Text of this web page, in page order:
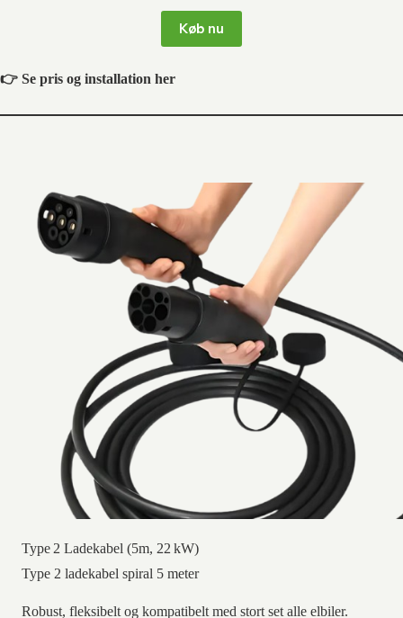
Køb nu
👉 Se pris og installation her
Type 2 Ladekabel (5m, 22 kW)
Type 2 ladekabel spiral 5 meter
Robust, fleksibelt og kompatibelt med stort set alle elbiler.